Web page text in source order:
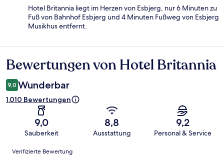
Hotel Britannia liegt im Herzen von Esbjerg, nur 6 Minuten zu
Fuß von Bahnhof Esbjerg und 4 Minuten Fußweg von Esbjerg
Musikhus entfernt.
Bewertungen
Bewertungen von Hotel Britannia
9,0 Wunderbar
1.010 Bewertungen
9,0
Sauberkeit
8,8
Ausstattung
9,2
Personal & Service
Bewertungen
Verifizierte Bewertung